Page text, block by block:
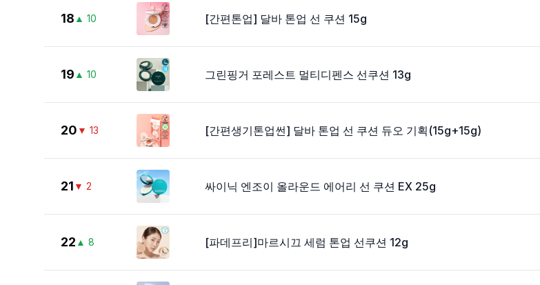
18 ▲ 10 [간편톤업] 달바 톤업 선 쿠션 15g
19 ▲ 10 그린핑거 포레스트 멀티디펜스 선쿠션 13g
20 ▼ 13 [간편생기톤업썬] 달바 톤업 선 쿠션 듀오 기획(15g+15g)
21 ▼ 2 싸이닉 엔조이 올라운드 에어리 선 쿠션 EX 25g
22 ▲ 8 [파데프리]마르시끄 세럼 톤업 선쿠션 12g